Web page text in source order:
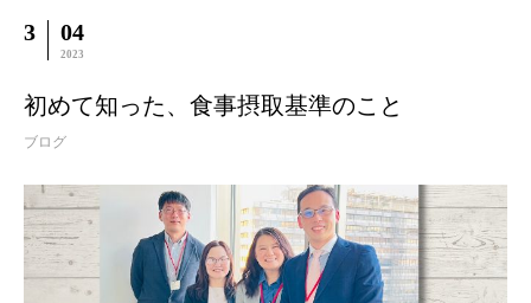
3 04
2023
初めて知った、食事摂取基準のこと
ブログ